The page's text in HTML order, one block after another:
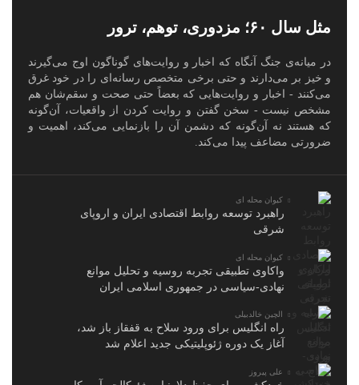
مثل سال ۶۰؛ مزدوری، توهم، ترور
در میانه‌ی جنگ آنگاه که اخبار و روایت‌های گوناگون اوج می‌گیرند
و خیز بر می‌دارند و حتی برخی متخصص رسانه‌ای را در خود غرق
می‌کنند - اخبار و روایت‌هایی که بعضاً حتی صحت و سقم‌شان هم
مشخص نیست - سخن گفتن و روایت کردن از واقعیات، آن‌گونه
که هستند نه آن‌گونه که دشمن آن را بازنمایی می‌کند، اهمیت و
ضرورتی مضاعف پیدا می‌کند.
کیوان محله ای
راهبرد توسعه روابط اقتصادی ایران و اروپای
شرقی
کیوان محله ای
واکاوی تطبیقی تجربه روسیه و تحلیل موانع
نهادی-سیاسی در جمهوری اسلامی ایران
الچین خالدبیلی
راه انگلیس برای ورود سلاح به قفقاز باز شد،
آغاز یک دوره ژئوپلیتیکی جدید اعلام شد
علی پیروز